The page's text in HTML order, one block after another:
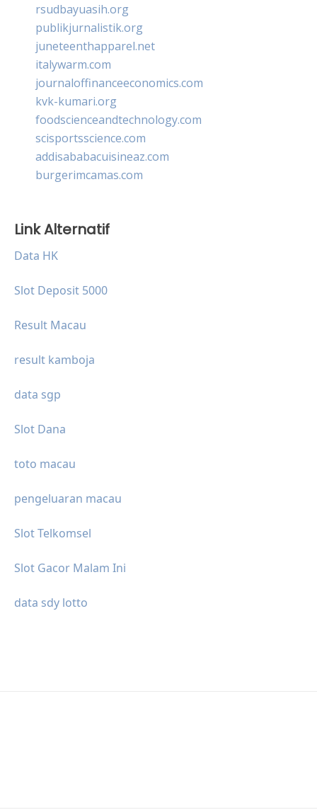
rsudbayuasih.org
publikjurnalistik.org
juneteenthapparel.net
italywarm.com
journaloffinanceeconomics.com
kvk-kumari.org
foodscienceandtechnology.com
scisportsscience.com
addisababacuisineaz.com
burgerimcamas.com
Link Alternatif
Data HK
Slot Deposit 5000
Result Macau
result kamboja
data sgp
Slot Dana
toto macau
pengeluaran macau
Slot Telkomsel
Slot Gacor Malam Ini
data sdy lotto